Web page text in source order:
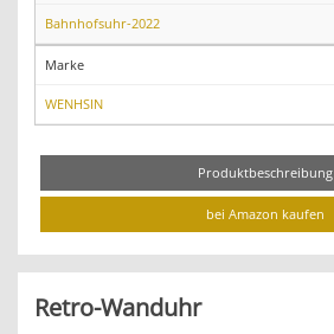
Bahnhofsuhr-2022
Marke
WENHSIN
Produktbeschreibung
bei Amazon kaufen
Retro-Wanduhr